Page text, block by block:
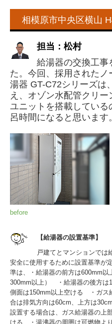
相模原市中央区横山
担当：松村
給湯器の交換工事
た。今回、採用された
湯器 GT-C72シリーズは
え、オゾン水配管クリ
ユニットを搭載してい
呂時間になると思います。
before
【給湯器の設置基準】
戸建てとマンションでは
安全に使用するために設置基準が
準は、・給湯器の前方は600mm
300mm以上） ・給湯器の後方
側面は150mm以上空ける ・ガス
合は排気方向は60cm、上方は
設置する場合は、ガス給湯器の上
ける ・湯沸器の周囲は可燃物よ